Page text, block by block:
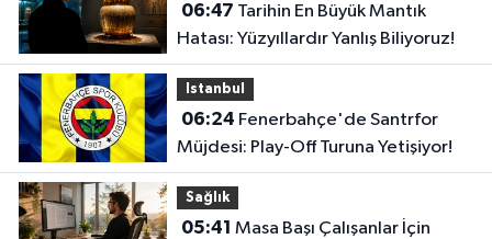
06:47
Hatası: Yüzyıllardır Yanlış Biliyoruz!
Istanbul
06:24
Müjdesi: Play-Off Turuna Yetişiyor!
Sağlık
05:41